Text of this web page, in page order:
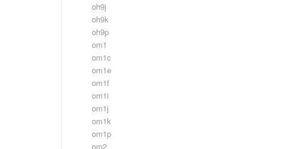
oh9j
oh9k
oh9p
om1
om1c
om1e
om1f
om1i
om1j
om1k
om1p
om2